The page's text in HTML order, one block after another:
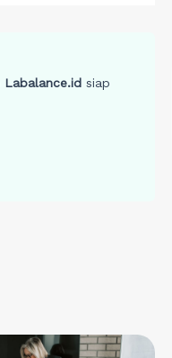
Labalance.id siap